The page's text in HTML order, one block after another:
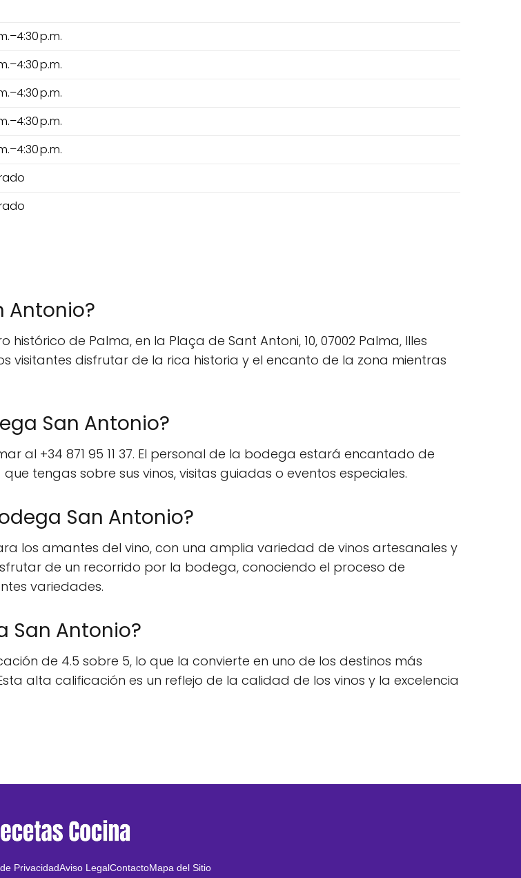
p.m.
p.m.
p.m.
p.m.
p.m.
Antonio?
de Palma, en la Plaça de Sant Antoni, 10, 07002 Palma, Illes
visitantes disfrutar de la rica historia y el encanto de la zona mientras
San Antonio?
al +34 871 95 11 37. El personal de la bodega estará encantado de
tengas sobre sus vinos, visitas guiadas o eventos especiales.
San Antonio?
los amantes del vino, con una amplia variedad de vinos artesanales y
de un recorrido por la bodega, conociendo el proceso de
variedades.
San Antonio?
de 4.5 sobre 5, lo que la convierte en uno de los destinos más
alta calificación es un reflejo de la calidad de los vinos y la excelencia
PrivacidadAviso LegalContactoMapa del Sitio